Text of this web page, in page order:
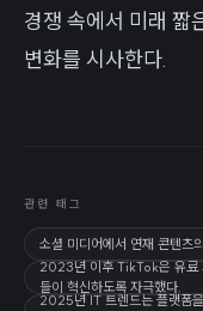
경쟁 속에서 미래 짧
변화를 시사한다.
관련 태그
소셜 미디어에서 연재 콘텐츠
2023년 이후 TikTok은 유료
들이 혁신하도록 자극했다.
2025년 IT 트렌드는 플랫폼